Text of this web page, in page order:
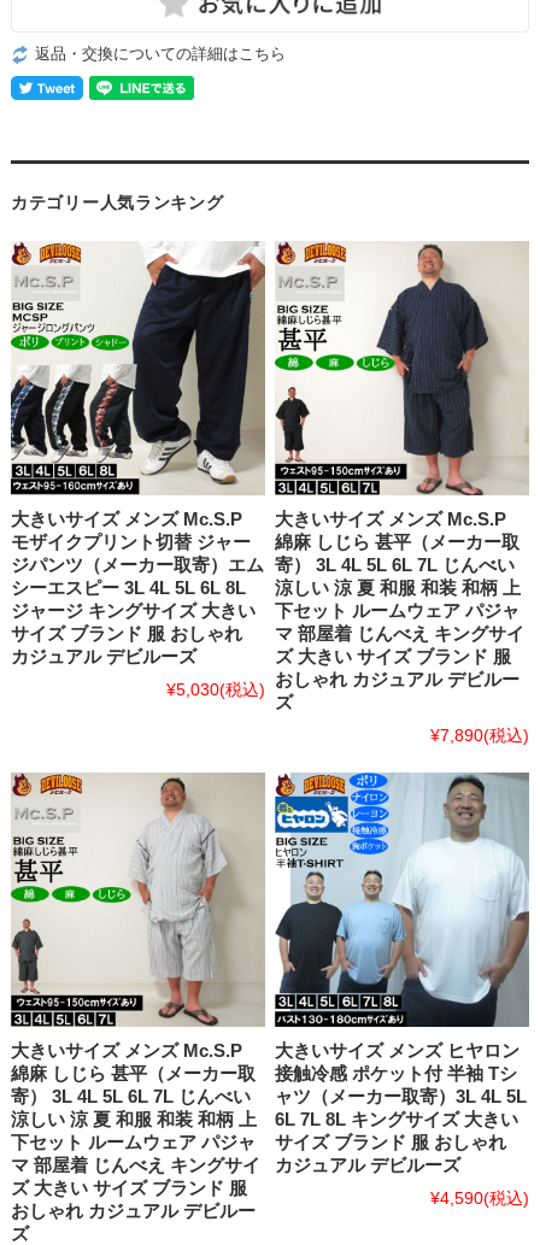
返品・交換についての詳細はこちら
カテゴリー人気ランキング
大きいサイズ メンズ Mc.S.P
モザイクプリント切替 ジャー
ジパンツ（メーカー取寄）エム
シーエスピー 3L 4L 5L 6L 8L
ジャージ キングサイズ 大きい
サイズ ブランド 服 おしゃれ
カジュアル デビルーズ
¥5,030(税込)
大きいサイズ メンズ Mc.S.P
綿麻 しじら 甚平（メーカー取
寄） 3L 4L 5L 6L 7L じんべい
涼しい 涼 夏 和服 和装 和柄 上
下セット ルームウェア パジャ
マ 部屋着 じんべえ キングサイ
ズ 大きい サイズ ブランド 服
おしゃれ カジュアル デビルー
ズ
¥7,890(税込)
大きいサイズ メンズ Mc.S.P
綿麻 しじら 甚平（メーカー取
寄） 3L 4L 5L 6L 7L じんべい
涼しい 涼 夏 和服 和装 和柄 上
下セット ルームウェア パジャ
マ 部屋着 じんべえ キングサイ
ズ 大きい サイズ ブランド 服
おしゃれ カジュアル デビルー
ズ
大きいサイズ メンズ ヒヤロン
接触冷感 ポケット付 半袖 Tシ
ャツ（メーカー取寄）3L 4L 5L
6L 7L 8L キングサイズ 大きい
サイズ ブランド 服 おしゃれ
カジュアル デビルーズ
¥4,590(税込)